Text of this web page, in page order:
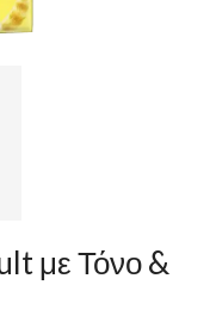
με Τόνο &